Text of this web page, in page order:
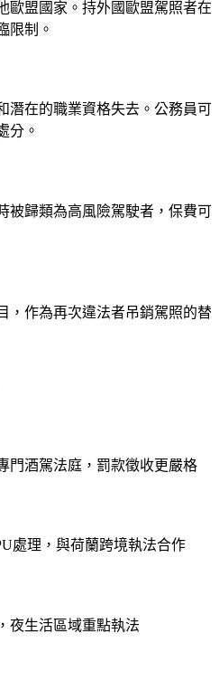
歐盟國家。持外國歐盟駕照者在
限制。
潛在的職業資格失去。公務員可
分。
被歸類為高風險駕駛者，保費可
，作為再次違法者吊銷駕照的替
門酒駕法庭，罰款徵收更嚴格
處理，與荷蘭跨境執法合作
夜生活區域重點執法